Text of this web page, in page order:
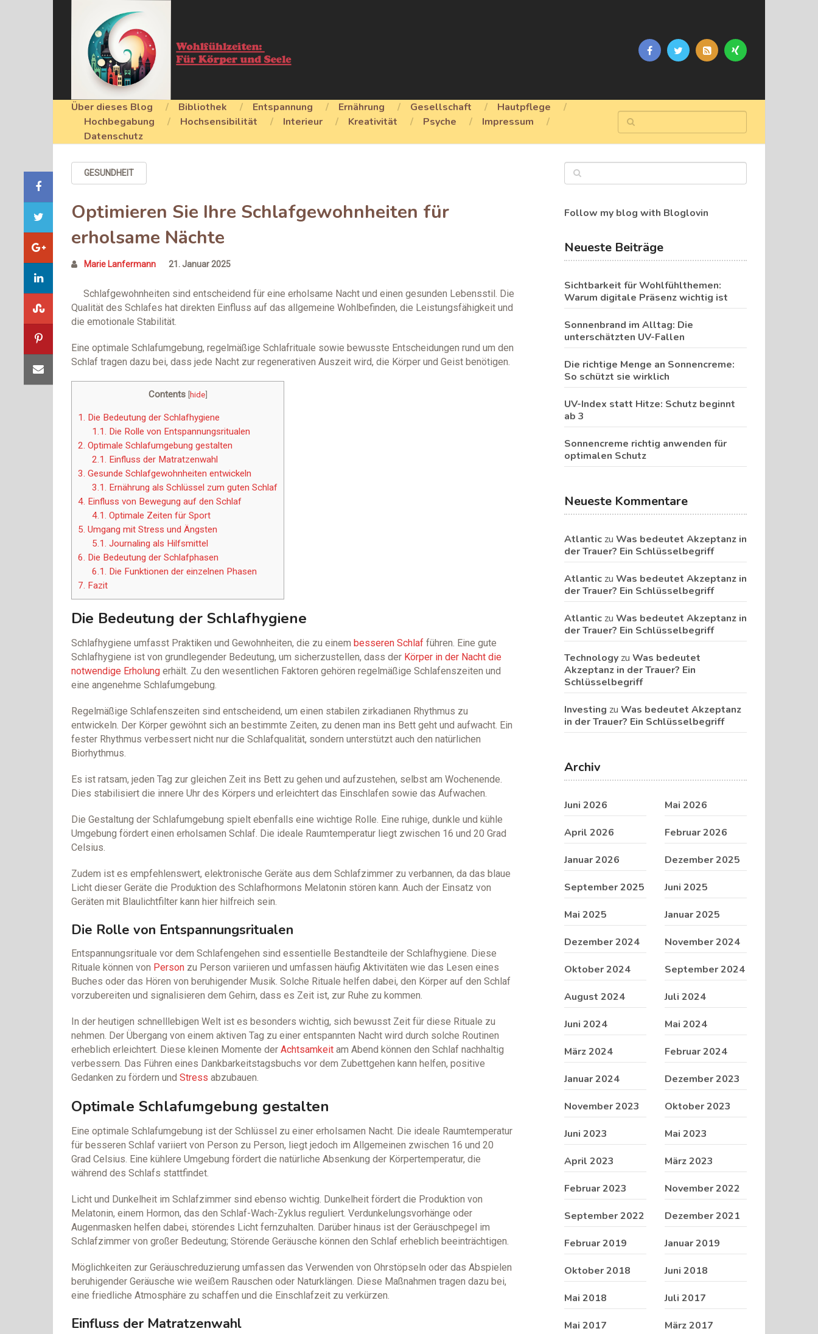
Über dieses Blog Bibliothek Entspannung Ernährung Gesellschaft
Hautpflege
Hochbegabung
Hochsensibilität Interieur Kreativität Psyche
Impressum
Datenschutz
GESUNDHEIT
Optimieren Sie Ihre Schlafgewohnheiten für
erholsame Nächte
Marie Lanfermann 21. Januar 2025
Schlafgewohnheiten sind entscheidend für eine erholsame Nacht und einen gesunden Lebensstil. Die
Qualität des Schlafes hat direkten Einfluss auf das allgemeine Wohlbefinden, die Leistungsfähigkeit und
die emotionale Stabilität.
Eine optimale Schlafumgebung, regelmäßige Schlafrituale sowie bewusste Entscheidungen rund um den
Schlaf tragen dazu bei, dass jede Nacht zur regenerativen Auszeit wird, die Körper und Geist benötigen.
Contents [hide]
1. Die Bedeutung der Schlafhygiene
1.1. Die Rolle von Entspannungsritualen
2. Optimale Schlafumgebung gestalten
2.1. Einfluss der Matratzenwahl
3. Gesunde Schlafgewohnheiten entwickeln
3.1. Ernährung als Schlüssel zum guten Schlaf
4. Einfluss von Bewegung auf den Schlaf
4.1. Optimale Zeiten für Sport
5. Umgang mit Stress und Ängsten
5.1. Journaling als Hilfsmittel
6. Die Bedeutung der Schlafphasen
6.1. Die Funktionen der einzelnen Phasen
7. Fazit
Die Bedeutung der Schlafhygiene
Schlafhygiene umfasst Praktiken und Gewohnheiten, die zu einem besseren Schlaf führen. Eine gute
Schlafhygiene ist von grundlegender Bedeutung, um sicherzustellen, dass der Körper in der Nacht die
notwendige Erholung erhält. Zu den wesentlichen Faktoren gehören regelmäßige Schlafenszeiten und
eine angenehme Schlafumgebung.
Regelmäßige Schlafenszeiten sind entscheidend, um einen stabilen zirkadianen Rhythmus zu
entwickeln. Der Körper gewöhnt sich an bestimmte Zeiten, zu denen man ins Bett geht und aufwacht. Ein
fester Rhythmus verbessert nicht nur die Schlafqualität, sondern unterstützt auch den natürlichen
Biorhythmus.
Es ist ratsam, jeden Tag zur gleichen Zeit ins Bett zu gehen und aufzustehen, selbst am Wochenende.
Dies stabilisiert die innere Uhr des Körpers und erleichtert das Einschlafen sowie das Aufwachen.
Die Gestaltung der Schlafumgebung spielt ebenfalls eine wichtige Rolle. Eine ruhige, dunkle und kühle
Umgebung fördert einen erholsamen Schlaf. Die ideale Raumtemperatur liegt zwischen 16 und 20 Grad
Celsius.
Zudem ist es empfehlenswert, elektronische Geräte aus dem Schlafzimmer zu verbannen, da das blaue
Licht dieser Geräte die Produktion des Schlafhormons Melatonin stören kann. Auch der Einsatz von
Geräten mit Blaulichtfilter kann hier hilfreich sein.
Die Rolle von Entspannungsritualen
Entspannungsrituale vor dem Schlafengehen sind essentielle Bestandteile der Schlafhygiene. Diese
Rituale können von Person zu Person variieren und umfassen häufig Aktivitäten wie das Lesen eines
Buches oder das Hören von beruhigender Musik. Solche Rituale helfen dabei, den Körper auf den Schlaf
vorzubereiten und signalisieren dem Gehirn, dass es Zeit ist, zur Ruhe zu kommen.
In der heutigen schnelllebigen Welt ist es besonders wichtig, sich bewusst Zeit für diese Rituale zu
nehmen. Der Übergang von einem aktiven Tag zu einer entspannten Nacht wird durch solche Routinen
erheblich erleichtert. Diese kleinen Momente der Achtsamkeit am Abend können den Schlaf nachhaltig
verbessern. Das Führen eines Dankbarkeitstagsbuchs vor dem Zubettgehen kann helfen, positive
Gedanken zu fördern und Stress abzubauen.
Optimale Schlafumgebung gestalten
Eine optimale Schlafumgebung ist der Schlüssel zu einer erholsamen Nacht. Die ideale Raumtemperatur
für besseren Schlaf variiert von Person zu Person, liegt jedoch im Allgemeinen zwischen 16 und 20
Grad Celsius. Eine kühlere Umgebung fördert die natürliche Absenkung der Körpertemperatur, die
während des Schlafs stattfindet.
Licht und Dunkelheit im Schlafzimmer sind ebenso wichtig. Dunkelheit fördert die Produktion von
Melatonin, einem Hormon, das den Schlaf-Wach-Zyklus reguliert. Verdunkelungsvorhänge oder
Augenmasken helfen dabei, störendes Licht fernzuhalten. Darüber hinaus ist der Geräuschpegel im
Schlafzimmer von großer Bedeutung; Störende Geräusche können den Schlaf erheblich beeinträchtigen.
Möglichkeiten zur Geräuschreduzierung umfassen das Verwenden von Ohrstöpseln oder das Abspielen
beruhigender Geräusche wie weißem Rauschen oder Naturklängen. Diese Maßnahmen tragen dazu bei,
eine friedliche Atmosphäre zu schaffen und die Einschlafzeit zu verkürzen.
Einfluss der Matratzenwahl
Follow my blog with Bloglovin
Neueste Beiträge
Sichtbarkeit für Wohlfühlthemen:
Warum digitale Präsenz wichtig ist
Sonnenbrand im Alltag: Die
unterschätzten UV-Fallen
Die richtige Menge an Sonnencreme:
So schützt sie wirklich
UV-Index statt Hitze: Schutz beginnt
ab 3
Sonnencreme richtig anwenden für
optimalen Schutz
Neueste Kommentare
Atlantic zu Was bedeutet Akzeptanz in
der Trauer? Ein Schlüsselbegriff
Atlantic zu Was bedeutet Akzeptanz in
der Trauer? Ein Schlüsselbegriff
Atlantic zu Was bedeutet Akzeptanz in
der Trauer? Ein Schlüsselbegriff
Technology zu Was bedeutet
Akzeptanz in der Trauer? Ein
Schlüsselbegriff
Investing zu Was bedeutet Akzeptanz
in der Trauer? Ein Schlüsselbegriff
Archiv
Juni 2026 Mai 2026
April 2026 Februar 2026
Januar 2026 Dezember 2025
September 2025 Juni 2025
Mai 2025 Januar 2025
Dezember 2024 November 2024
Oktober 2024 September 2024
August 2024 Juli 2024
Juni 2024 Mai 2024
März 2024 Februar 2024
Januar 2024 Dezember 2023
November 2023 Oktober 2023
Juni 2023 Mai 2023
April 2023 März 2023
Februar 2023 November 2022
September 2022 Dezember 2021
Februar 2019 Januar 2019
Oktober 2018 Juni 2018
Mai 2018 Juli 2017
Mai 2017 März 2017